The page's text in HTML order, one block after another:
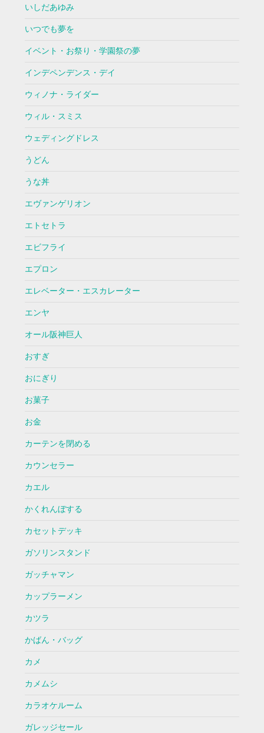
いしだあゆみ
いつでも夢を
イベント・お祭り・学園祭の夢
インデペンデンス・デイ
ウィノナ・ライダー
ウィル・スミス
ウェディングドレス
うどん
うな丼
エヴァンゲリオン
エトセトラ
エビフライ
エプロン
エレベーター・エスカレーター
エンヤ
オール阪神巨人
おすぎ
おにぎり
お菓子
お金
カーテンを閉める
カウンセラー
カエル
かくれんぼする
カセットデッキ
ガソリンスタンド
ガッチャマン
カップラーメン
カツラ
かばん・バッグ
カメ
カメムシ
カラオケルーム
ガレッジセール